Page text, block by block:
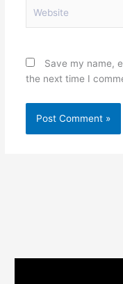
Save my name,
the next time I